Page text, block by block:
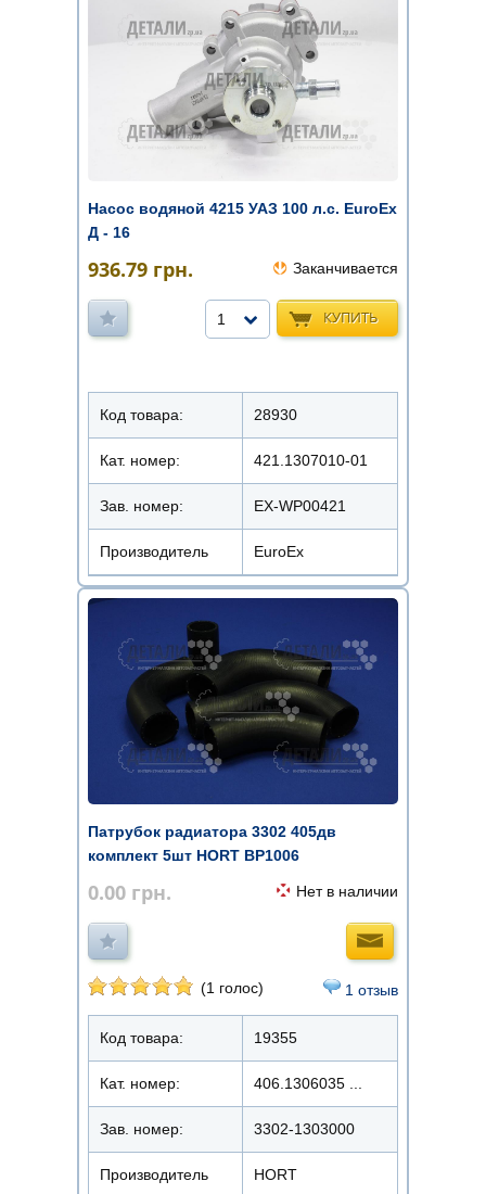
Насос водяной 4215 УАЗ 100 л.с. EuroEx
Д - 16
936.79 грн. Заканчивается
КУПИТЬ
1
Код товара: 28930
Кат. номер: 421.1307010-01
Зав. номер: EX-WP00421
Производитель EuroEx
Патрубок радиатора 3302 405дв
комплект 5шт HORT BP1006
0.00 грн. Нет в наличии
(1 голос) 1 отзыв
Код товара: 19355
Кат. номер: 406.1306035 ...
Зав. номер: 3302-1303000
Производитель HORT